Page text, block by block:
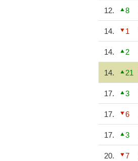
12. 8
14. 1
14. 2
14. 21
17. 3
17. 6
17. 3
20. 7